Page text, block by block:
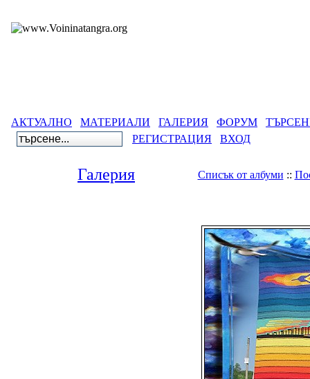
АКТУАЛНО МАТЕРИАЛИ ГАЛЕРИЯ ФОРУМ
РЕГИСТРАЦИЯ
ВХОД
Галерия Списък от албуми ::